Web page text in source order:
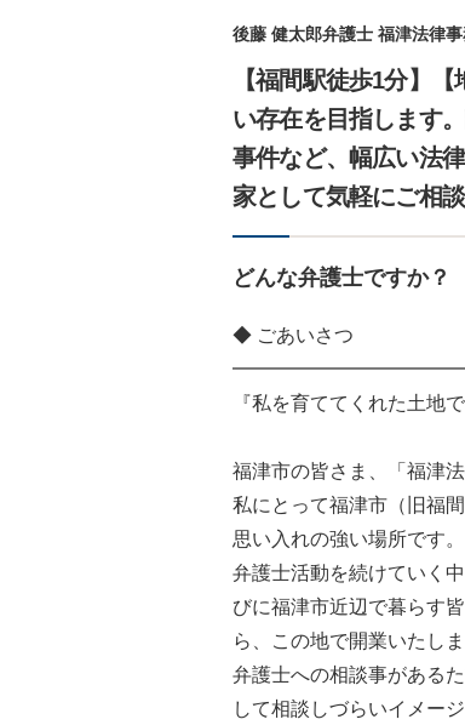
後藤 健太郎弁護士 福津法律
【福間駅徒歩1分】
い存在を目指します
事件など、幅広い法
家として気軽にご相
どんな弁護士ですか？
◆ ごあいさつ
『私を育ててくれた土地
福津市の皆さま、「福津
私にとって福津市（旧福
思い入れの強い場所です。
弁護士活動を続けていく
びに福津市近辺で暮らす
ら、この地で開業いたしま
弁護士への相談事がある
して相談しづらいイメー